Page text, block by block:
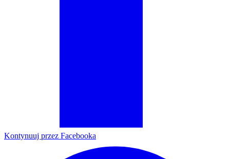
Kontynuuj przez Facebooka